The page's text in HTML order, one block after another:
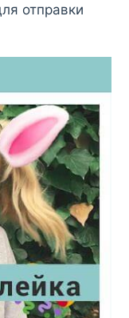
отправки